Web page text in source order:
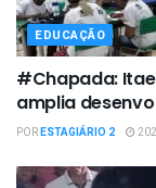
EDUCAÇÃO
#Chapada:
amplia
PORESTAGIÁRIO 2